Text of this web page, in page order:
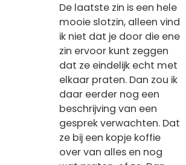
De laatste zin is een hele
mooie slotzin, alleen vind
ik niet dat je door die ene
zin ervoor kunt zeggen
dat ze eindelijk echt met
elkaar praten. Dan zou ik
daar eerder nog een
beschrijving van een
gesprek verwachten. Dat
ze bij een kopje koffie
over van alles en nog